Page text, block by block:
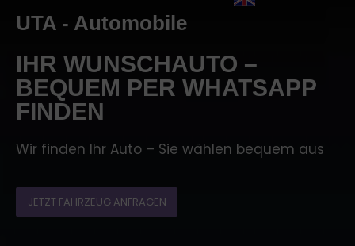
UTA - Automobile
IHR WUNSCHAUTO –
BEQUEM PER WHATSAPP
FINDEN
Wir finden Ihr Auto – Sie wählen bequem aus
JETZT FAHRZEUG ANFRAGEN